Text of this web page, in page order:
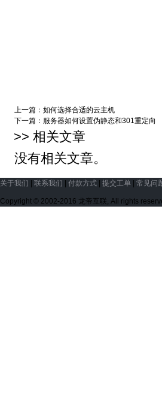
上一篇： 如何选择合适的云主机
下一篇： 服务器如何设置伪静态和301重定向
>> 相关文章
没有相关文章。
关于我们 联系我们 付款方式 提交工单 常见问
Copyright © 2002-2016 龙帝互联, All rights